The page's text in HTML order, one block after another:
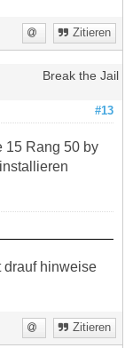
Zitieren
Break the Jail
#13
15 Rang 50 by
drauf hinweise
Zitieren